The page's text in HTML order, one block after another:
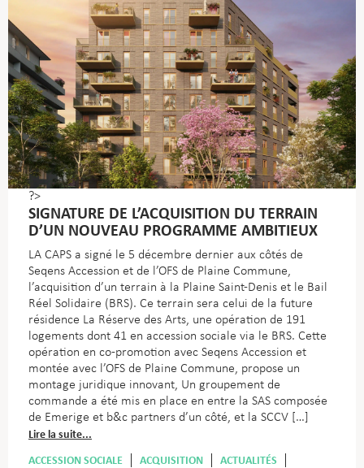
?>
SIGNATURE DE L’ACQUISITION DU TERRAIN
D’UN NOUVEAU PROGRAMME AMBITIEUX
LA CAPS a signé le 5 décembre dernier aux côtés de
Seqens Accession et de l’OFS de Plaine Commune,
l’acquisition d’un terrain à la Plaine Saint-Denis et le Bail
Réel Solidaire (BRS). Ce terrain sera celui de la future
résidence La Réserve des Arts, une opération de 191
logements dont 41 en accession sociale via le BRS. Cette
opération en co-promotion avec Seqens Accession et
montée avec l’OFS de Plaine Commune, propose un
montage juridique innovant, Un groupement de
commande a été mis en place en entre la SAS composée
de Emerige et b&c partners d’un côté, et la SCCV […]
Lire la suite...
ACCESSION SOCIALE
ACQUISITION
ACTUALITÉS